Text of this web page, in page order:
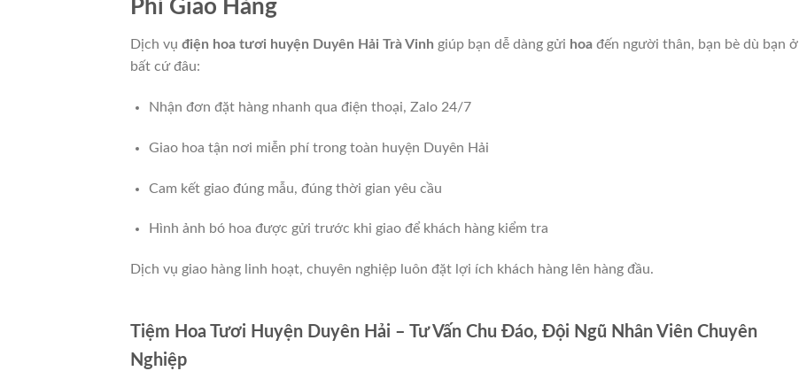
Phí Giao Hàng
Dịch vụ điện hoa tươi huyện Duyên Hải Trà Vinh giúp bạn dễ dàng gửi hoa đến người thân, bạn bè dù bạn ở
bất cứ đâu:
Nhận đơn đặt hàng nhanh qua điện thoại, Zalo 24/7
Giao hoa tận nơi miễn phí trong toàn huyện Duyên Hải
Cam kết giao đúng mẫu, đúng thời gian yêu cầu
Hình ảnh bó hoa được gửi trước khi giao để khách hàng kiểm tra
Dịch vụ giao hàng linh hoạt, chuyên nghiệp luôn đặt lợi ích khách hàng lên hàng đầu.
Tiệm Hoa Tươi Huyện Duyên Hải – Tư Vấn Chu Đáo, Đội Ngũ Nhân Viên Chuyên
Nghiệp